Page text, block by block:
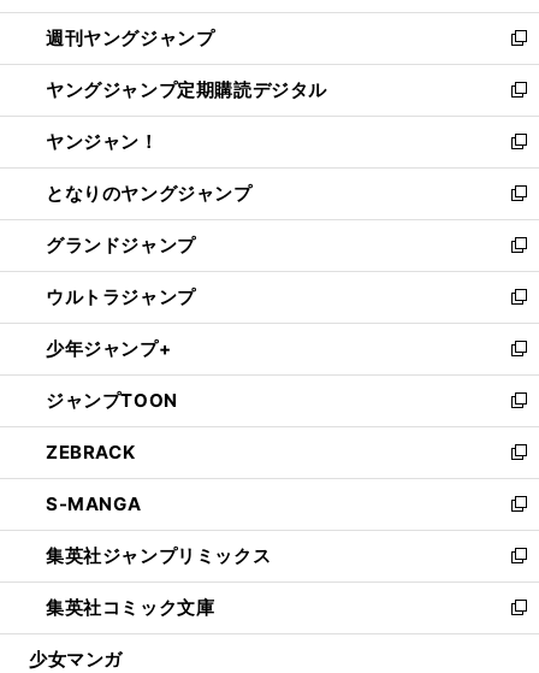
開
く
ウ
で
開
く
ン
ド
ウ
で
開
く
ウ
ィ
ン
ド
ウ
で
開
く
週刊ヤングジャンプ
新
し
い
ウ
ィ
ン
ド
ウ
で
開
く
ヤングジャンプ定期購読デジタル
新
し
い
ウ
ィ
ン
ド
ウ
で
開
く
ヤンジャン！
新
し
い
ウ
ィ
ン
ド
ウ
で
開
く
となりのヤングジャンプ
新
し
い
ウ
ィ
ン
ド
ウ
で
開
く
グランドジャンプ
新
し
い
ウ
ィ
ン
ド
ウ
で
開
く
ウルトラジャンプ
新
し
い
ウ
ィ
ン
ド
ウ
で
開
く
少年ジャンプ+
新
し
い
ウ
ィ
ン
ド
ウ
で
開
く
ジャンプTOON
新
し
い
ウ
ィ
ン
ド
ウ
で
開
ZEBRACK
新
し
い
ウ
ィ
ン
ド
ウ
S-MANGA
新
し
い
ウ
ィ
ン
集英社ジャンプリミックス
新
し
い
ウ
集英社コミック文庫
新
し
少女マンガ